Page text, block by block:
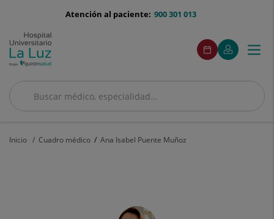
menu-
900 301 013
Atención al paciente:
Buscar
Buscar
menu
acceso
Pedir
cita
Este
enlace
se
una
Mi
Quirónsalud
Este
enlace
se
una
ventana
Menú
Inicio Cuadro médico Ana Isabel Puente Muñoz